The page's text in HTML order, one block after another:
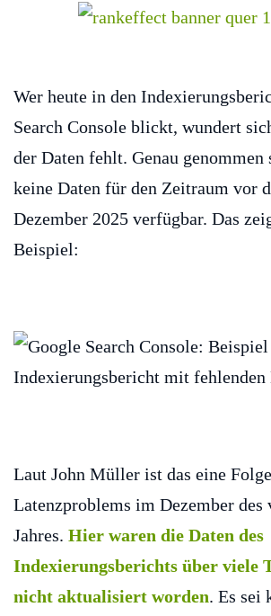
Wer heute in den
Search Console blickt, wundert
der Daten fehlt. Genau genommen
keine Daten für den Zeitraum vor
Dezember 2025 verfügbar. Das
Beispiel:
Laut John Müller ist das eine
Latenzproblems im Dezember des
Jahres. Hier waren die Daten des
Indexierungsberichts über viele
nicht aktualisiert worden. Es sei